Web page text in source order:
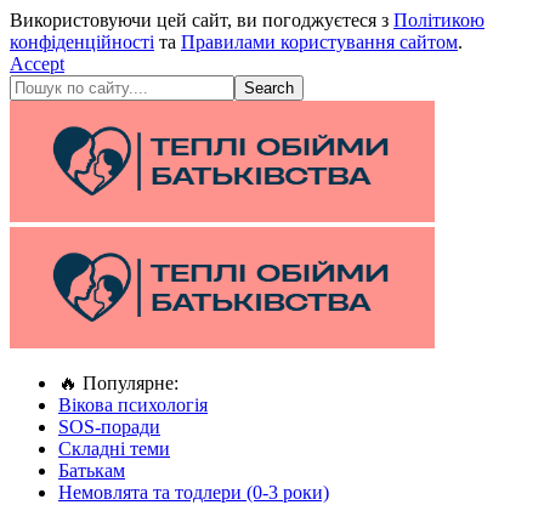
Використовуючи цей сайт, ви погоджуєтеся з Політикою
конфіденційності та Правилами користування сайтом.
Accept
🔥 Популярне:
Вікова психологія
SOS-поради
Складні теми
Батькам
Немовлята та тодлери (0-3 роки)